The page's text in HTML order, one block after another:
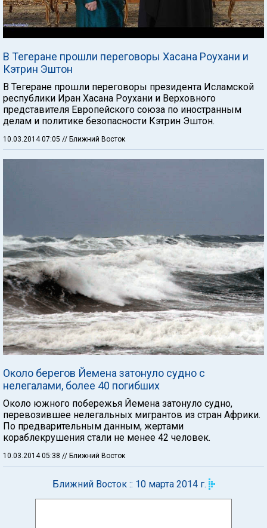
В Тегеране прошли переговоры Хасана Роухани и
Кэтрин Эштон
В Тегеране прошли переговоры президента Исламской
республики Иран Хасана Роухани и Верховного
представителя Европейского союза по иностранным
делам и политике безопасности Кэтрин Эштон.
10.03.2014 07:05 // Ближний Восток
Около берегов Йемена затонуло судно с
нелегалами, более 40 погибших
Около южного побережья Йемена затонуло судно,
перевозившее нелегальных мигрантов из стран Африки.
По предварительным данным, жертами
кораблекрушения стали не менее 42 человек.
10.03.2014 05:38 // Ближний Восток
Ближний Восток :: 10 марта 2014 г.